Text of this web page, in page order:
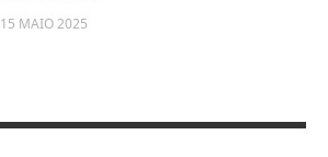
15 MAIO 2025